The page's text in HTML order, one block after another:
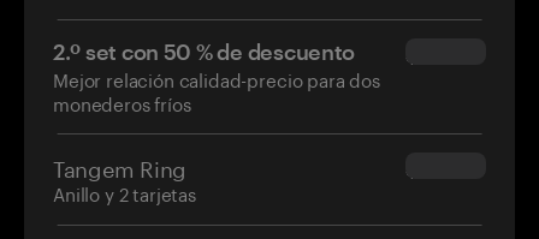
2.º set con 50 % de descuento
Mejor relación calidad-precio para dos
monederos fríos
$34.95
Tangem Ring
Anillo y 2 tarjetas
$160.00